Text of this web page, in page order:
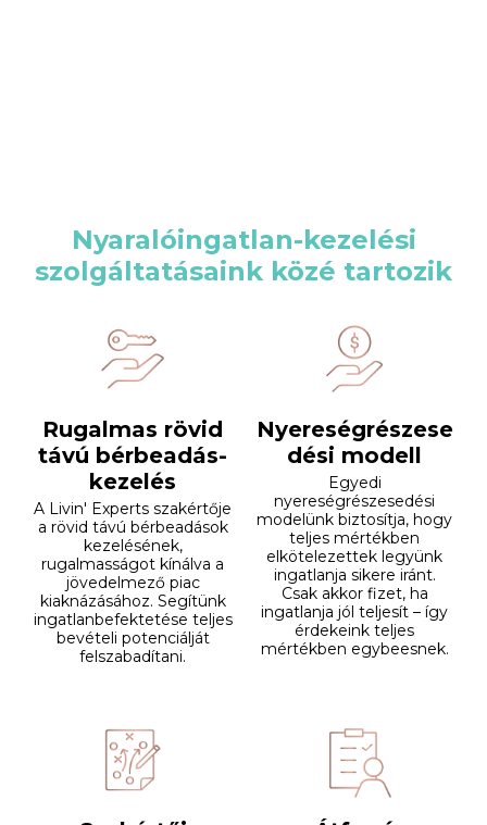
Nyaralóingatlan-kezelési
szolgáltatásaink közé tartozik
Rugalmas rövid
távú bérbeadás-
kezelés
A Livin' Experts szakértője
a rövid távú bérbeadások
kezelésének,
rugalmasságot kínálva a
jövedelmező piac
kiaknázásához. Segítünk
ingatlanbefektetése teljes
bevételi potenciálját
felszabadítani.
Nyereségrészese
dési modell
Egyedi
nyereségrészesedési
modelünk biztosítja, hogy
teljes mértékben
elkötelezettek legyünk
ingatlanja sikere iránt.
Csak akkor fizet, ha
ingatlanja jól teljesít – így
érdekeink teljes
mértékben egybeesnek.